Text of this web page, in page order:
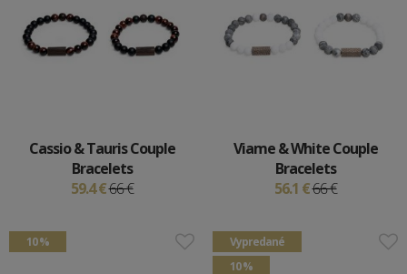
Cassio & Tauris Couple
Bracelets
59.4 €66 €
Viame & White Couple
Bracelets
56.1 €66 €
10 %
Vypredané
10 %